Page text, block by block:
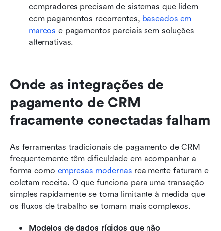
compradores precisam de sistemas que lidem
com pagamentos recorrentes, baseados em
marcos e pagamentos parciais sem soluções
alternativas.
Onde as integrações de
pagamento de CRM
fracamente conectadas falham
As ferramentas tradicionais de pagamento de CRM
frequentemente têm dificuldade em acompanhar a
forma como empresas modernas realmente faturam e
coletam receita. O que funciona para uma transação
simples rapidamente se torna limitante à medida que
os fluxos de trabalho se tornam mais complexos.
Modelos de dados rígidos que não